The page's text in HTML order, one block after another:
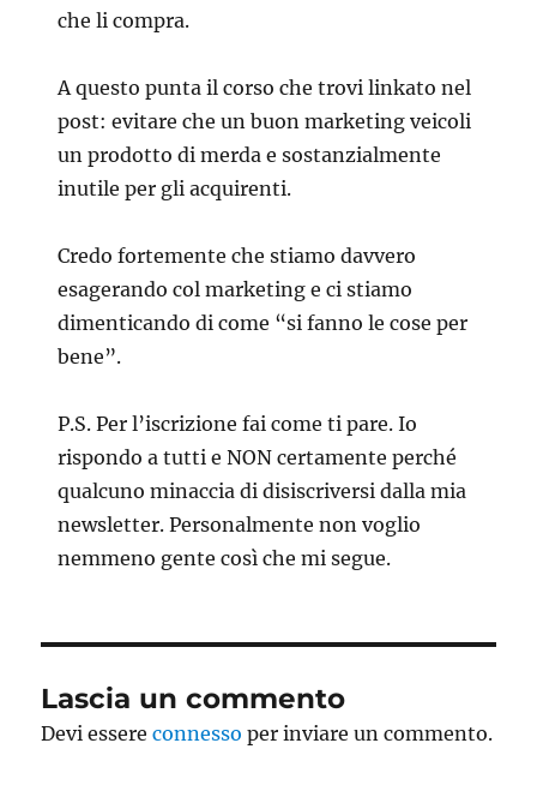
che li compra.
A questo punta il corso che trovi linkato nel
post: evitare che un buon marketing veicoli
un prodotto di merda e sostanzialmente
inutile per gli acquirenti.
Credo fortemente che stiamo davvero
esagerando col marketing e ci stiamo
dimenticando di come “si fanno le cose per
bene”.
P.S. Per l’iscrizione fai come ti pare. Io
rispondo a tutti e NON certamente perché
qualcuno minaccia di disiscriversi dalla mia
newsletter. Personalmente non voglio
nemmeno gente così che mi segue.
Lascia un commento
Devi essereconnesso per inviare un commento.